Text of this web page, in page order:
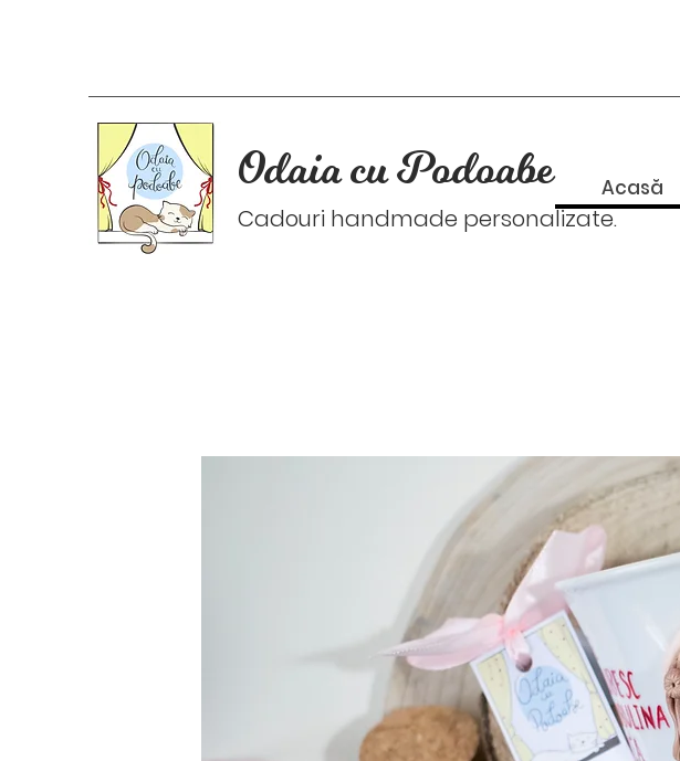
Odaia cu Podoabe
Cadouri handmade personalizate.
Acasă